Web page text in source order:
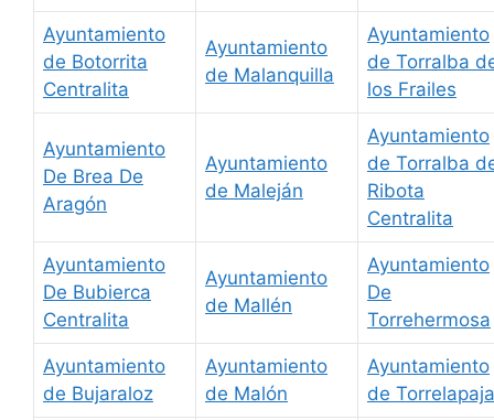
Ayuntamiento
de Botorrita
Centralita
Ayuntamiento
de Malanquilla
Ayuntamiento
de Torralba
los Frailes
Ayuntamiento
De Brea De
Aragón
Ayuntamiento
de Maleján
Ayuntamiento
de Torralba
Ribota
Centralita
Ayuntamiento
De Bubierca
Centralita
Ayuntamiento
de Mallén
Ayuntamiento
De
Torrehermosa
Ayuntamiento
de Bujaraloz
Ayuntamiento
de Malón
Ayuntamiento
de Torrelapaja